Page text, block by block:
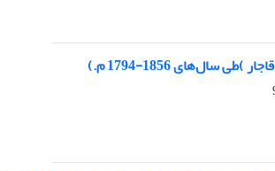
سال‌های 1856-1794 م.)